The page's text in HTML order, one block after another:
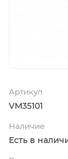
Артикул
VM35101
Наличие
Есть в